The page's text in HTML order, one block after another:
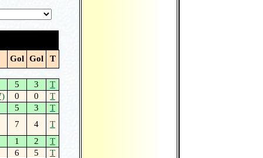
Gol Gol T
5 3
T
0 0
T
5
3
T
7
4
T
1
2
T
6
5 T